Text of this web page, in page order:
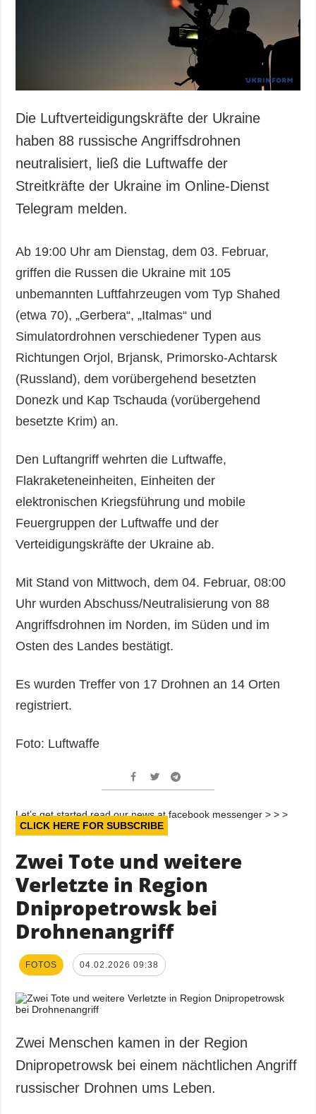
Notstand und
ZUSÄTZLICH
Veröffentlichungen
Interview
Fotos
LEISTUNGEN
Abonnement
Fotobank
Die Luftverteidigungskräfte der Ukraine
haben 88 russische Angriffsdrohnen
neutralisiert, ließ die Luftwaffe der
Streitkräfte der Ukraine im Online-Dienst
Telegram melden.
Ab 19:00 Uhr am Dienstag, dem 03. Februar,
griffen die Russen die Ukraine mit 105
unbemannten Luftfahrzeugen vom Typ Shahed
(etwa 70), „Gerbera“, „Italmas“ und
Simulatordrohnen verschiedener Typen aus
Richtungen Orjol, Brjansk, Primorsko-Achtarsk
(Russland), dem vorübergehend besetzten
Donezk und Kap Tschauda (vorübergehend
besetzte Krim) an.
Den Luftangriff wehrten die Luftwaffe,
Flakraketeneinheiten, Einheiten der
elektronischen Kriegsführung und mobile
Feuergruppen der Luftwaffe und der
Verteidigungskräfte der Ukraine ab.
Mit Stand von Mittwoch, dem 04. Februar, 08:00
Uhr wurden Abschuss/Neutralisierung von 88
Angriffsdrohnen im Norden, im Süden und im
Osten des Landes bestätigt.
Es wurden Treffer von 17 Drohnen an 14 Orten
registriert.
Foto: Luftwaffe
Let’s get started read our news at facebook messenger > > >
CLICK HERE FOR SUBSCRIBE
Zwei Tote und weitere
Verletzte in Region
Dnipropetrowsk bei
Drohnenangriff
FOTOS 04.02.2026 09:38
Zwei Menschen kamen in der Region
Dnipropetrowsk bei einem nächtlichen Angriff
russischer Drohnen ums Leben.